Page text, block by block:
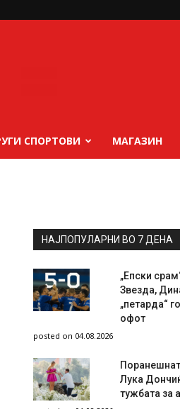
СПОРТОВИ МАГАЗИН
НАЈПОПУЛАРНИ ВО 7 ДЕНА
„Епски
Звезда,
„петарда“
офот
posted on 04.08.2026
Лука
тужбата за